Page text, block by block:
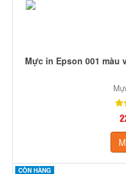
Mực in Epson 001 màu
CÒN HÀNG